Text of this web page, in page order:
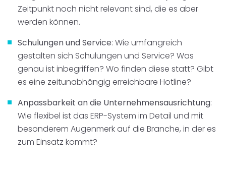
Zeitpunkt noch nicht relevant sind, die es aber
werden können.
Schulungen und Service: Wie umfangreich
gestalten sich Schulungen und Service? Was
genau ist inbegriffen? Wo finden diese statt? Gibt
es eine zeitunabhängig erreichbare Hotline?
Anpassbarkeit an die Unternehmensausrichtung:
Wie flexibel ist das ERP-System im Detail und mit
besonderem Augenmerk auf die Branche, in der es
zum Einsatz kommt?